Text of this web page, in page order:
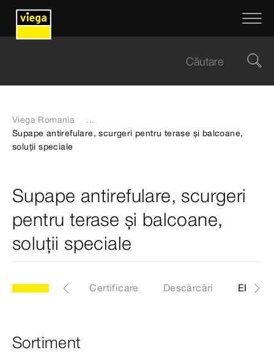
Viega Romania
...
Supape antirefulare, scurgeri pentru terase și balcoane,
soluții speciale
Supape antirefulare, scurgeri
pentru terase și balcoane,
soluții speciale
Generalități Certificare Descărcări EPD
Sortiment